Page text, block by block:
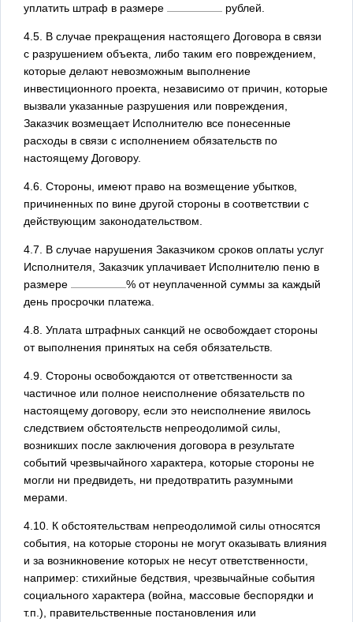
уплатить штраф в размере
рублей.
4.5. В случае прекращения настоящего Договора в связи
с разрушением объекта, либо таким его повреждением,
которые делают невозможным выполнение
инвестиционного проекта, независимо от причин, которые
вызвали указанные разрушения или повреждения,
Заказчик возмещает Исполнителю все понесенные
расходы в связи с исполнением обязательств по
настоящему Договору.
4.6. Стороны, имеют право на возмещение убытков,
причиненных по вине другой стороны в соответствии с
действующим законодательством.
4.7. В случае нарушения Заказчиком сроков оплаты услуг
Исполнителя, Заказчик уплачивает Исполнителю пеню в
размере
% от неуплаченной суммы за каждый
день просрочки платежа.
4.8. Уплата штрафных санкций не освобождает стороны
от выполнения принятых на себя обязательств.
4.9. Стороны освобождаются от ответственности за
частичное или полное неисполнение обязательств по
настоящему договору, если это неисполнение явилось
следствием обстоятельств непреодолимой силы,
возникших после заключения договора в результате
событий чрезвычайного характера, которые стороны не
могли ни предвидеть, ни предотвратить разумными
мерами.
4.10. К обстоятельствам непреодолимой силы относятся
события, на которые стороны не могут оказывать влияния
и за возникновение которых не несут ответственности,
например: стихийные бедствия, чрезвычайные события
социального характера (война, массовые беспорядки и
т.п.), правительственные постановления или